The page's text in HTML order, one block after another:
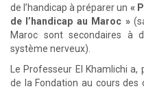
de l’handicap à préparer un «
de l’handicap au Maroc »
Maroc sont secondaires à
système nerveux).
Le Professeur El Khamlichi
de la Fondation au cours des